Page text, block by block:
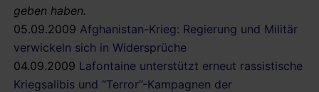
geben haben.
05.09.2009 Afghanistan-Krieg: Regierung und Militär
verwickeln sich in Widersprüche
04.09.2009 Lafontaine unterstützt erneut rassistische
Kriegsalibis und “Terror”-Kampagnen der